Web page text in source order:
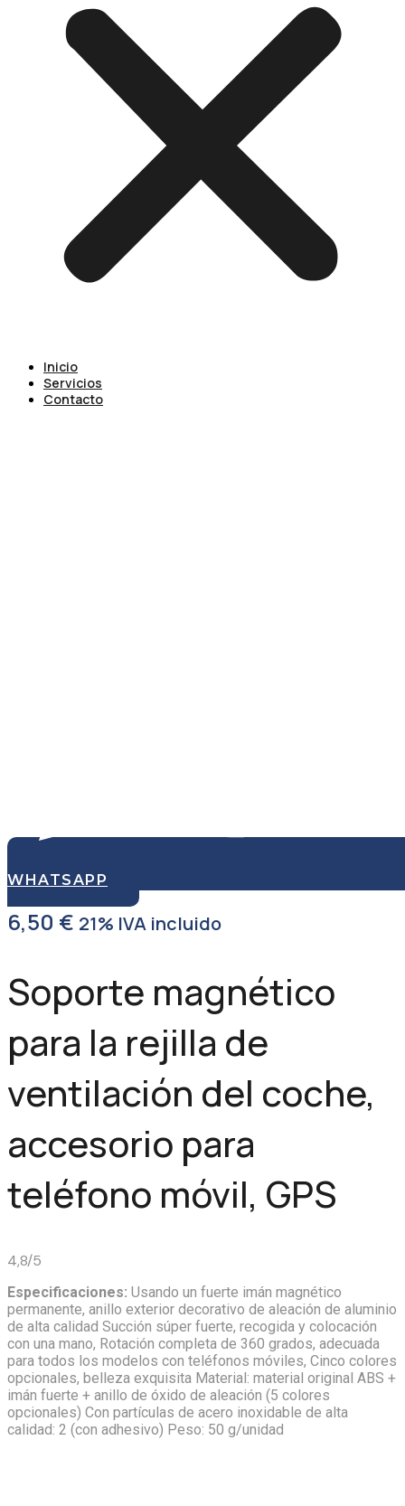
Inicio
Servicios
Contacto
WHATSAPP
6,50 € 21% IVA incluido
Soporte magnético
para la rejilla de
ventilación del coche,
accesorio para
teléfono móvil, GPS
4,8/5
Especificaciones: Usando un fuerte imán magnético
permanente, anillo exterior decorativo de aleación de aluminio
de alta calidad Succión súper fuerte, recogida y colocación
con una mano, Rotación completa de 360 grados, adecuada
para todos los modelos con teléfonos móviles, Cinco colores
opcionales, belleza exquisita Material: material original ABS +
imán fuerte + anillo de óxido de aleación (5 colores
opcionales) Con partículas de acero inoxidable de alta
calidad: 2 (con adhesivo) Peso: 50 g/unidad